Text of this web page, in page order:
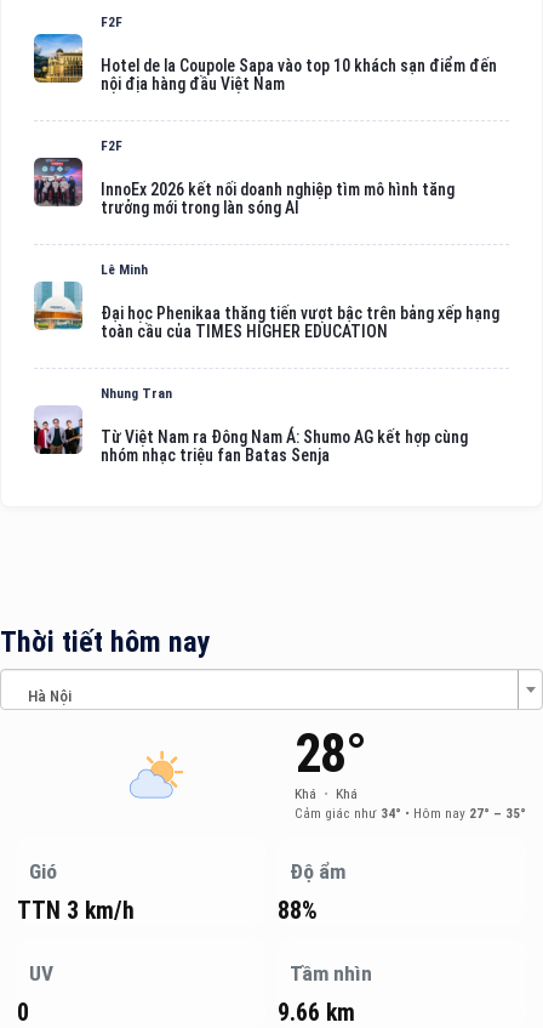
F2F
Hotel de la Coupole Sapa vào top 10 khách sạn điểm đến
nội địa hàng đầu Việt Nam
F2F
InnoEx 2026 kết nối doanh nghiệp tìm mô hình tăng
trưởng mới trong làn sóng AI
Lê Minh
Đại học Phenikaa thăng tiến vượt bậc trên bảng xếp hạng
toàn cầu của TIMES HIGHER EDUCATION
Nhung Tran
Từ Việt Nam ra Đông Nam Á: Shumo AG kết hợp cùng
nhóm nhạc triệu fan Batas Senja
Thời tiết hôm nay
Hà Nội
28°
Khá • Khá
Cảm giác như 34° • Hôm nay 27° – 35°
Gió
TTN 3 km/h
Độ ẩm
88%
UV
0
Tầm nhìn
9.66 km